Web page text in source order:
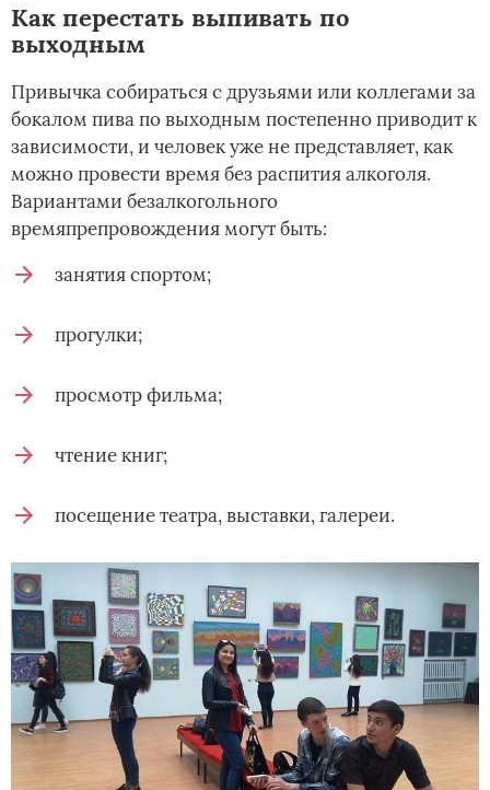
Как перестать выпивать по
выходным
Привычка собираться с друзьями или коллегами за
бокалом пива по выходным постепенно приводит к
зависимости, и человек уже не представляет, как
можно провести время без распития алкоголя.
Вариантами безалкогольного
времяпрепровождения могут быть:
занятия спортом;
прогулки;
просмотр фильма;
чтение книг;
посещение театра, выставки, галереи.